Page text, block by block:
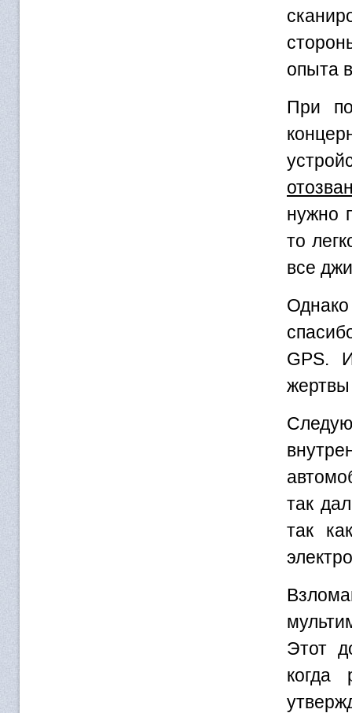
опыта
При
нужно
то
все
GPS.
жертвы
так
так
Этот
когда